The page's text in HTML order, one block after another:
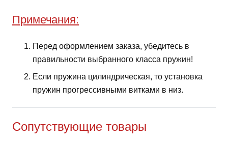
Примечания:
Перед оформлением заказа, убедитесь в
правильности выбранного класса пружин!
Если пружина цилиндрическая, то установка
пружин прогрессивными витками в низ.
Сопутствующие товары